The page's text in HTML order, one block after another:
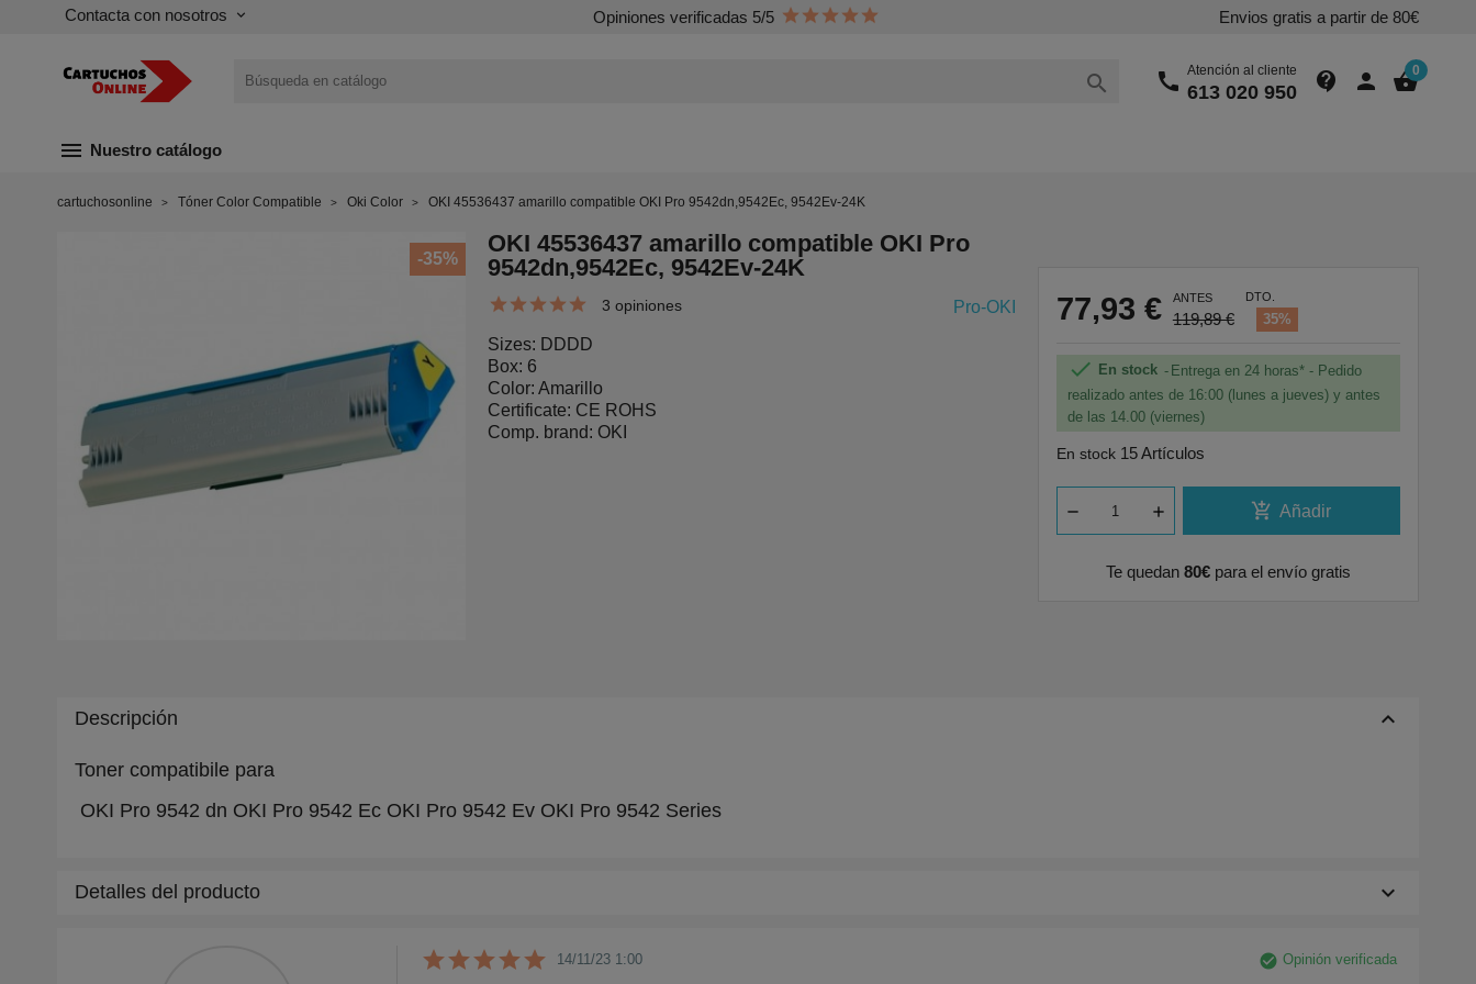
Contacta con nosotros keyboard_arrow_down Opiniones verificadas 5/5 Envios gratis a partir de 80€
 call Atención al cliente
613 020 950 contact_support person shopping_basket
0
menu Nuestro catálogo
cartuchosonline Tóner Color Compatible Oki Color OKI 45536437 amarillo compatible OKI Pro 9542dn,9542Ec, 9542Ev-24K
-35%
OKI 45536437 amarillo compatible OKI Pro
9542dn,9542Ec, 9542Ev-24K
3 opiniones Pro-OKI
Sizes: DDDD
Box: 6
Color: Amarillo
Certificate: CE ROHS
Comp. brand: OKI
77,93 € ANTES
119,89 €
DTO.
35%
 En stock
Entrega en 24 horas* - Pedido
realizado antes de 16:00 (lunes a jueves) y antes
de las 14.00 (viernes)
En stock 15 Artículos
add_shopping_cart Añadir
Te quedan 80€para el envío gratis
Descripción keyboard_arrow_up
Toner compatibile para
OKI Pro 9542 dn OKI Pro 9542 Ec OKI Pro 9542 Ev OKI Pro 9542 Series
Detalles del producto keyboard_arrow_down
14/11/23 1:00 check_circle Opinión verificada